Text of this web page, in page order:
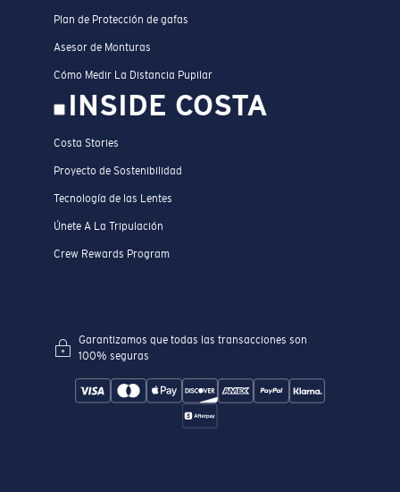
Plan de Protección de gafas
Asesor de Monturas
Cómo Medir La Distancia Pupilar
INSIDE COSTA
Costa Stories
Proyecto de Sostenibilidad
Tecnología de las Lentes
Únete A La Tripulación
Crew Rewards Program
Garantizamos que todas las transacciones son
100% seguras